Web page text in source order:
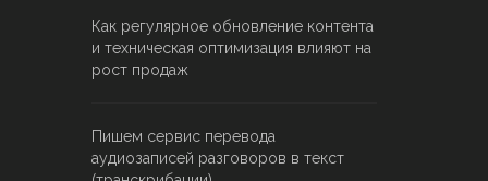
Как регулярное обновление контента
и техническая оптимизация влияют на
рост продаж
Пишем сервис перевода
аудиозаписей разговоров в текст